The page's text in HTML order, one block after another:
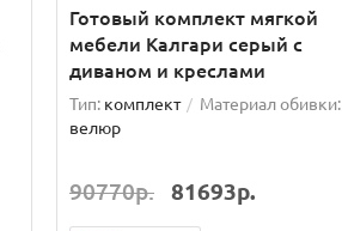
Готовый комплект мягкой
мебели Калгари серый с
диваном и креслами
Тип: комплект
Материал обивки:
велюр
90770р. 81693р.